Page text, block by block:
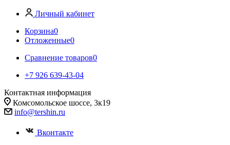
Личный кабинет
Корзина0
Отложенные0
Сравнение товаров0
+7 926 639-43-04
Контактная информация
Комсомольское шоссе, 3к19
info@tershin.ru
Вконтакте